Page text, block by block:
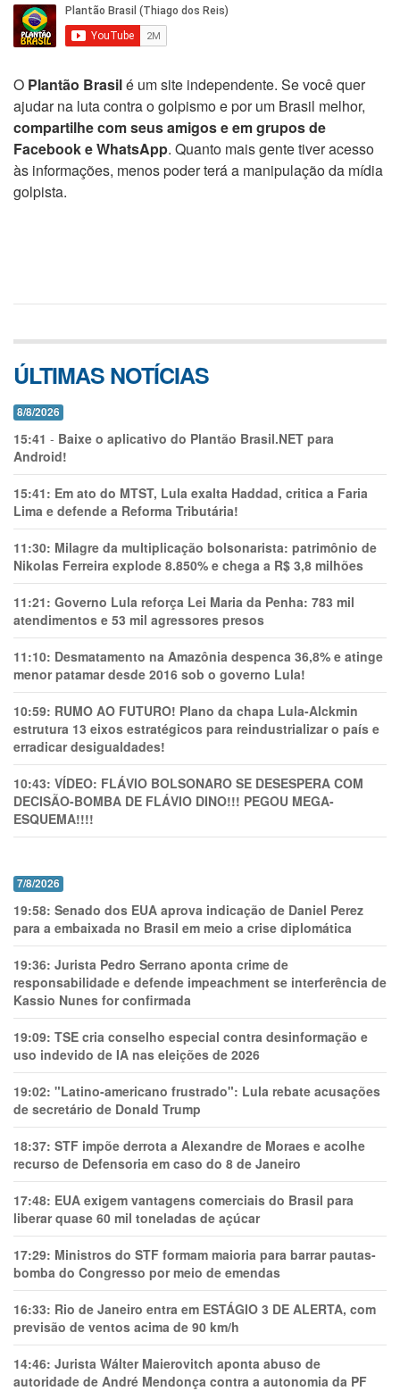
O Plantão Brasilé um site independente. Se você quer
ajudar na luta contra o golpismo e por um Brasil melhor,
compartilhe com seus amigos e em grupos de
Facebook e WhatsApp. Quanto mais gente tiver acesso
às informações, menos poder terá a manipulação da mídia
golpista.
ÚLTIMAS NOTÍCIAS
8/8/2026
15:41 - Baixe o aplicativo do Plantão Brasil.NET para
Android!
15:41: Em ato do MTST, Lula exalta Haddad, critica a Faria
Lima e defende a Reforma Tributária!
11:30: Milagre da multiplicação bolsonarista: patrimônio de
Nikolas Ferreira explode 8.850% e chega a R$ 3,8 milhões
11:21: Governo Lula reforça Lei Maria da Penha: 783 mil
atendimentos e 53 mil agressores presos
11:10: Desmatamento na Amazônia despenca 36,8% e atinge
menor patamar desde 2016 sob o governo Lula!
10:59: RUMO AO FUTURO! Plano da chapa Lula-Alckmin
estrutura 13 eixos estratégicos para reindustrializar o país e
erradicar desigualdades!
10:43: VÍDEO: FLÁVIO BOLSONARO SE DESESPERA COM
DECISÃO-BOMBA DE FLÁVIO DINO!!! PEGOU MEGA-
ESQUEMA!!!!
7/8/2026
19:58: Senado dos EUA aprova indicação de Daniel Perez
para a embaixada no Brasil em meio a crise diplomática
19:36: Jurista Pedro Serrano aponta crime de
responsabilidade e defende impeachment se interferência de
Kassio Nunes for confirmada
19:09: TSE cria conselho especial contra desinformação e
uso indevido de IA nas eleições de 2026
19:02: "Latino-americano frustrado": Lula rebate acusações
de secretário de Donald Trump
18:37: STF impõe derrota a Alexandre de Moraes e acolhe
recurso de Defensoria em caso do 8 de Janeiro
17:48: EUA exigem vantagens comerciais do Brasil para
liberar quase 60 mil toneladas de açúcar
17:29: Ministros do STF formam maioria para barrar pautas-
bomba do Congresso por meio de emendas
16:33: Rio de Janeiro entra em ESTÁGIO 3 DE ALERTA, com
previsão de ventos acima de 90 km/h
14:46: Jurista Wálter Maierovitch aponta abuso de
autoridade de André Mendonça contra a autonomia da PF